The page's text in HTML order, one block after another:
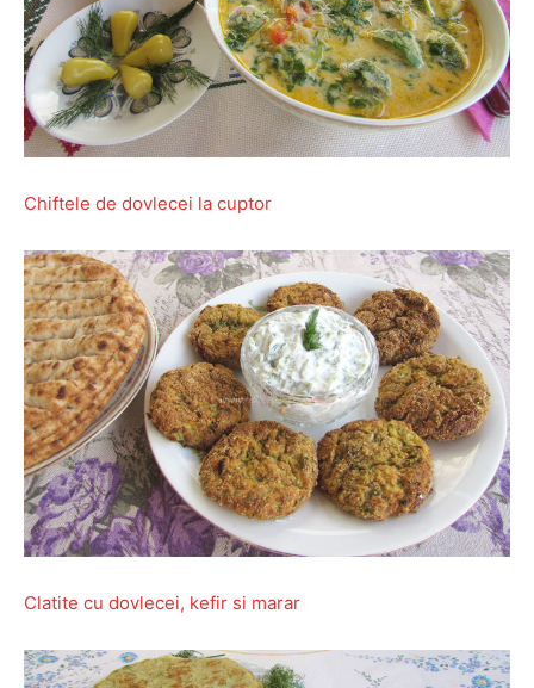
Chiftele de dovlecei la cuptor
Clatite cu dovlecei, kefir si marar